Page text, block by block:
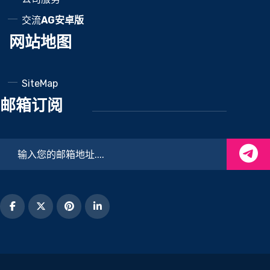
交流AG安卓版
网站地图
SiteMap
邮箱订阅